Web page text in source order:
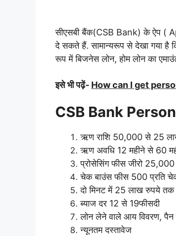
सीएसबी बैंक(CSB Bank) के ऐप (
दे सकते हैं. सामान्यरूप से देखा गया है
रूप में बिजनेस लोन, होम लोन का
इसे भी पढ़ें- How can I get
CSB Bank
ऋण राशि 50,000 से 25
ऋण अवधि 12 महीने से 60
प्रोसेसिंग फीस जीरो
चेक बाउंस फीस 500 प्रति
दो मिनट में 25 लाख रुपये तक
ब्याज दर 12 से 19फीसदी
लोन लेने वाले आय विवरण, पैन
न्यूनतम दस्तावेज